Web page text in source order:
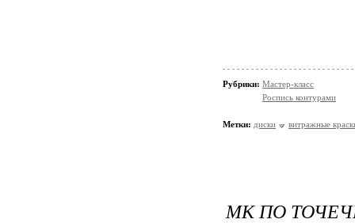
Рубрики: Мастер-класс
Роспись контурами
Метки: диски витражные
МК ПО